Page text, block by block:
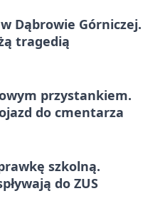
Dąbrowie Górniczej.
tragedią
przystankiem.
do cmentarza
szkolną.
do ZUS